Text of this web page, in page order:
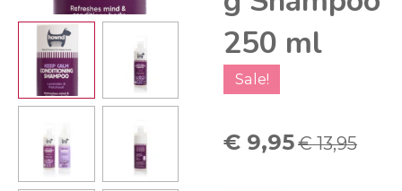
250 ml
Sale!
€ 9,95€ 13,95